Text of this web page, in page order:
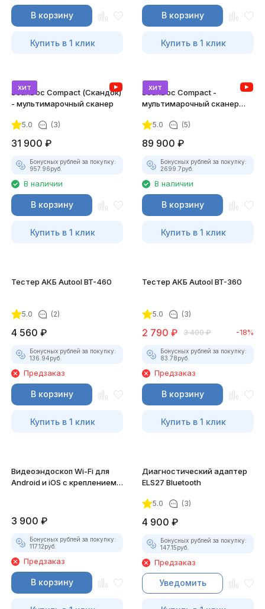
В корзину
Купить в 1 клик
В корзину
Купить в 1 клик
хит
ScanDoc Compact (Скандок)
- мультимарочный сканер
5.0 (3)
31 900 ₽
Бонусных рублей за покупку:
957.96руб.
В наличии
В корзину
Купить в 1 клик
хит
ScanDoc Compact -
мультимарочный сканер
5.0 (5)
89 900 ₽
Бонусных рублей за покупку:
2699.7руб.
В наличии
В корзину
Купить в 1 клик
Тестер АКБ Autool BT-460
5.0 (2)
4 560 ₽
Бонусных рублей за покупку:
136.94руб.
Предзаказ
В корзину
Купить в 1 клик
Тестер АКБ Autool BT-360
5.0 (3)
2 790 ₽ 3 400 ₽ -18%
Бонусных рублей за покупку:
83.78руб.
Предзаказ
В корзину
Купить в 1 клик
Видеоэндоскоп Wi-Fi для
Android и iOS с креплением
3 900 ₽
Бонусных рублей за покупку:
117.12руб.
Предзаказ
В корзину
Диагностический адаптер
ELS27 Bluetooth
5.0 (3)
4 900 ₽
Бонусных рублей за покупку:
147.15руб.
Предзаказ
Уведомить